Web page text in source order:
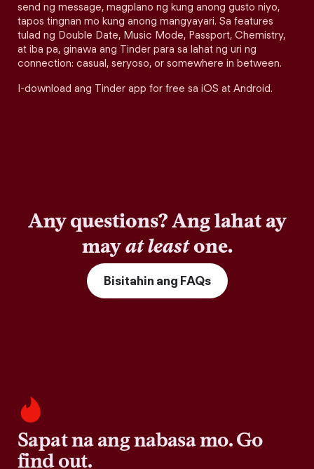
send ng message, magplano ng kung anong gusto niyo,
tapos tingnan mo kung anong mangyayari. Sa features
tulad ng Double Date, Music Mode, Passport, Chemistry,
at iba pa, ginawa ang Tinder para sa lahat ng uri ng
connection: casual, seryoso, or somewhere in between.
I-download ang Tinder app for free sa iOS at Android.
Any questions? Ang lahat ay
mayat leastone.
Bisitahin ang FAQs
Sapat na ang nabasa mo. Go
find out.